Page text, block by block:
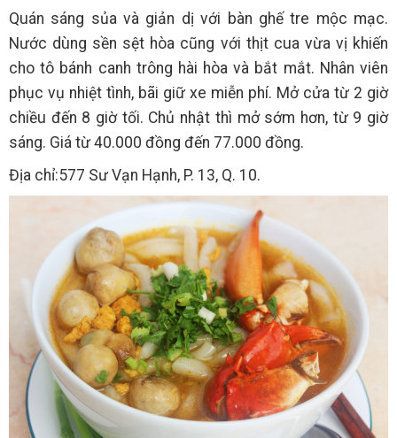
Quán sáng sủa và giản dị với bàn ghế tre mộc mạc.
Nước dùng sền sệt hòa cũng với thịt cua vừa vị khiến
cho tô bánh canh trông hài hòa và bắt mắt. Nhân viên
phục vụ nhiệt tình, bãi giữ xe miễn phí. Mở cửa từ 2 giờ
chiều đến 8 giờ tối. Chủ nhật thì mở sớm hơn, từ 9 giờ
sáng. Giá từ 40.000 đồng đến 77.000 đồng.
Địa chỉ:577 Sư Vạn Hạnh, P. 13, Q. 10.